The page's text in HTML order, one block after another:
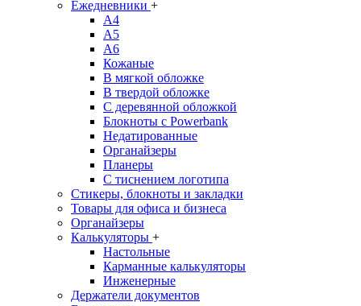
Ежедневники +
A4
A5
A6
Кожаные
В мягкой обложке
В твердой обложке
С деревянной обложкой
Блокноты с Powerbank
Недатированные
Органайзеры
Планеры
С тиснением логотипа
Стикеры, блокноты и закладки
Товары для офиса и бизнеса
Органайзеры
Калькуляторы +
Настольные
Карманные калькуляторы
Инженерные
Держатели документов